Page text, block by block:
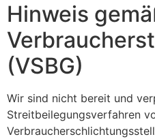
Hinweis
(VSBG)
Wir sind nicht bereit und
Streitbeilegungsverfahren